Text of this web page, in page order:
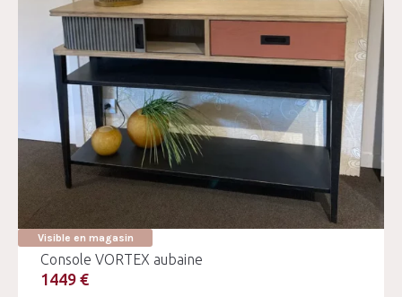
Visible en magasin
Console VORTEX aubaine
1449 €